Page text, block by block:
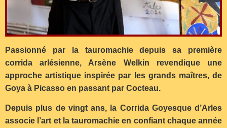
Passionné par la tauromachie depuis sa première
corrida arlésienne, Arsène Welkin revendique une
approche artistique inspirée par les grands maîtres, de
Goya à Picasso en passant par Cocteau.
Depuis plus de vingt ans, la Corrida Goyesque d’Arles
associe l’art et la tauromachie en confiant chaque année